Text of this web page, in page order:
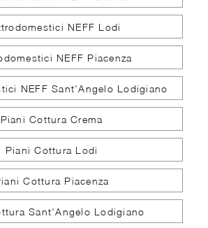
NEFF Lodi
NEFF Piacenza
NEFF Sant'Angelo Lodigiano
Piani Cottura Crema
Piani Cottura Lodi
Cottura Piacenza
Sant'Angelo Lodigiano